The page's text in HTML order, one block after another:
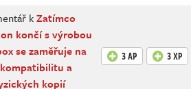
kZatímco
končí s výrobou
se zaměřuje na
a
kopií
3 AP 3 XP